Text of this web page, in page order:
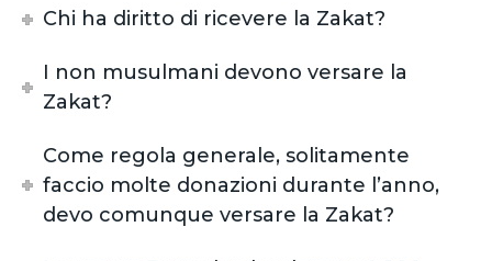
Chi ha diritto di ricevere la Zakat?
I non musulmani devono versare la
Zakat?
Come regola generale, solitamente
faccio molte donazioni durante l’anno,
devo comunque versare la Zakat?